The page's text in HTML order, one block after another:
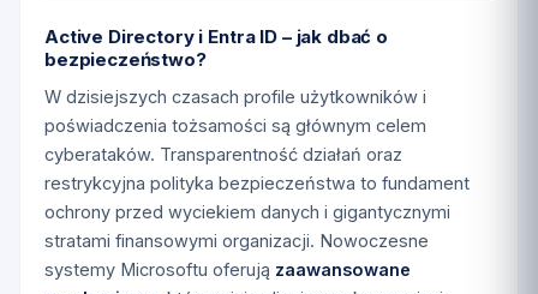
Active Directory i Entra ID – jak dbać o
bezpieczeństwo?
W dzisiejszych czasach profile użytkowników i
poświadczenia tożsamości są głównym celem
cyberataków. Transparentność działań oraz
restrykcyjna polityka bezpieczeństwa to fundament
ochrony przed wyciekiem danych i gigantycznymi
stratami finansowymi organizacji. Nowoczesne
systemy Microsoftu oferują zaawansowane